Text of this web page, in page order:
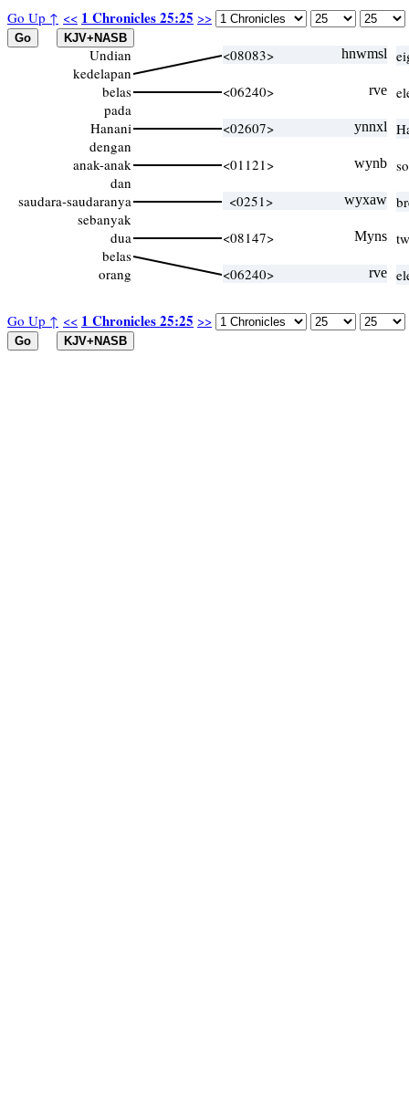
Go Up ↑ << 1 Chronicles 25:25 >>
Go Up ↑ << 1 Chronicles 25:25 >>
Undian
kedelapan
belas
pada
Hanani
dengan
anak-anak
dan
saudara-saudaranya
sebanyak
dua
belas
orang
<08083> hnwmsl
<06240>
rve
<02607>
ynnxl
<01121>
wynb
<0251>
wyxaw
<08147>
Myns
<06240>
rve